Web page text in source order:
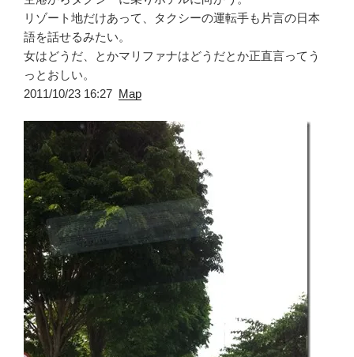
リゾート地だけあって、タクシーの運転手も片言の日本
語を話せるみたい。
女はどうだ、とかマリファナはどうだとか正直言ってう
っとおしい。
2011/10/23 16:27 Map